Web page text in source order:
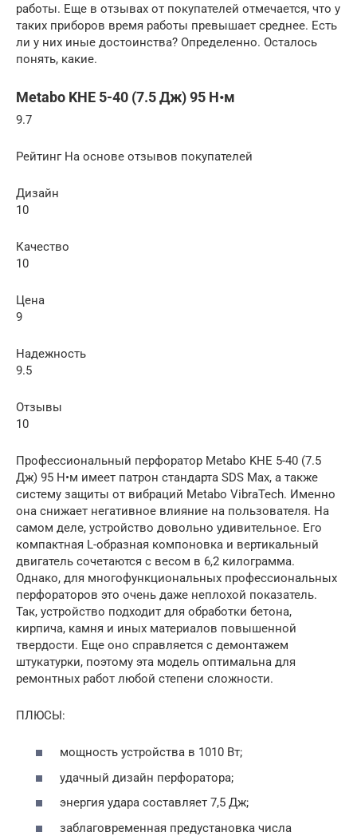
работы. Еще в отзывах от покупателей отмечается, что у
таких приборов время работы превышает среднее. Есть
ли у них иные достоинства? Определенно. Осталось
понять, какие.
Metabo KHE 5-40 (7.5 Дж) 95 Н•м
9.7
Рейтинг На основе отзывов покупателей
Дизайн
10
Качество
10
Цена
9
Надежность
9.5
Отзывы
10
Профессиональный перфоратор Metabo KHE 5-40 (7.5
Дж) 95 Н•м имеет патрон стандарта SDS Max, а также
систему защиты от вибраций Metabo VibraTech. Именно
она снижает негативное влияние на пользователя. На
самом деле, устройство довольно удивительное. Его
компактная L-образная компоновка и вертикальный
двигатель сочетаются с весом в 6,2 килограмма.
Однако, для многофункциональных профессиональных
перфораторов это очень даже неплохой показатель.
Так, устройство подходит для обработки бетона,
кирпича, камня и иных материалов повышенной
твердости. Еще оно справляется с демонтажем
штукатурки, поэтому эта модель оптимальна для
ремонтных работ любой степени сложности.
ПЛЮСЫ:
мощность устройства в 1010 Вт;
удачный дизайн перфоратора;
энергия удара составляет 7,5 Дж;
заблаговременная предустановка числа